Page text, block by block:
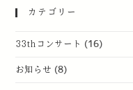
カテゴリー
33thコンサート (16)
お知らせ (8)